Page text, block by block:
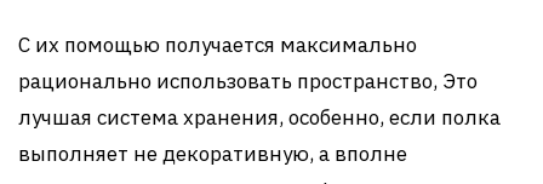
С их помощью получается максимально
рационально использовать пространство, Это
лучшая система хранения, особенно, если полка
выполняет не декоративную, а вполне